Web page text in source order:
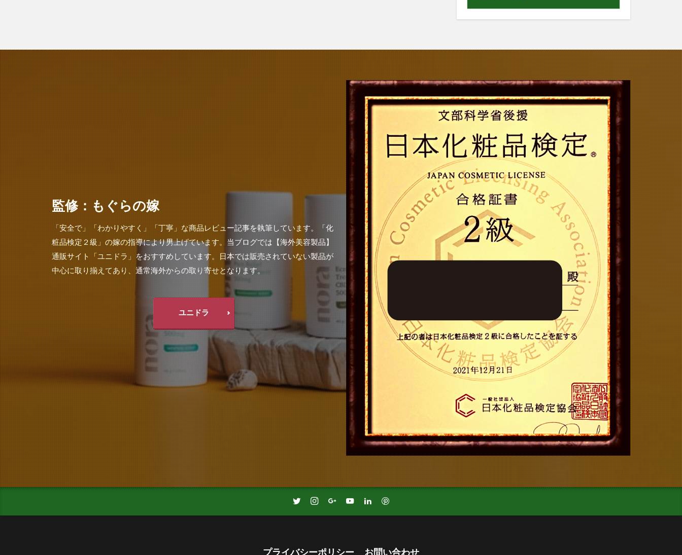
監修：もぐらの嫁
「安全で」「わかりやすく」「丁寧」な商品レビュー記事を執筆しています。「化
粧品検定２級」の嫁の指導により男上げています。当ブログでは【海外美容製品】
通販サイト「ユニドラ」をおすすめしています。日本では販売されていない製品が
中心に取り揃えてあり、通常海外からの取り寄せとなります。
ユニドラ
プライバシーポリシー お問い合わせ